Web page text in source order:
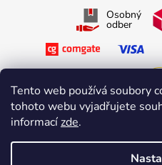
Tento web používá soubory
tohoto webu vyjadřujete
informacízde.
Osobný
odber